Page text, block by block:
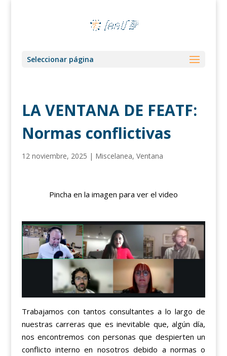
Seleccionar página
LA VENTANA DE FEATF:
Normas conflictivas
12 noviembre, 2025 | Miscelanea, Ventana
Pincha en la imagen para ver el video
Trabajamos con tantos consultantes a lo largo de
nuestras carreras que es inevitable que, algún día,
nos encontremos con personas que despierten un
conflicto interno en nosotros debido a normas o